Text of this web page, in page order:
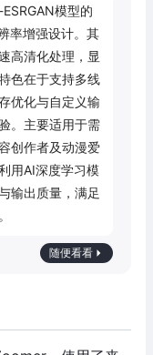
模型的
率增强设计。其
高清化处理，显
色在于支持多线
优化与自定义输
。主要适用于需
创作者及动漫爱
用AI深度学习模
输出质量，满足
随便看看